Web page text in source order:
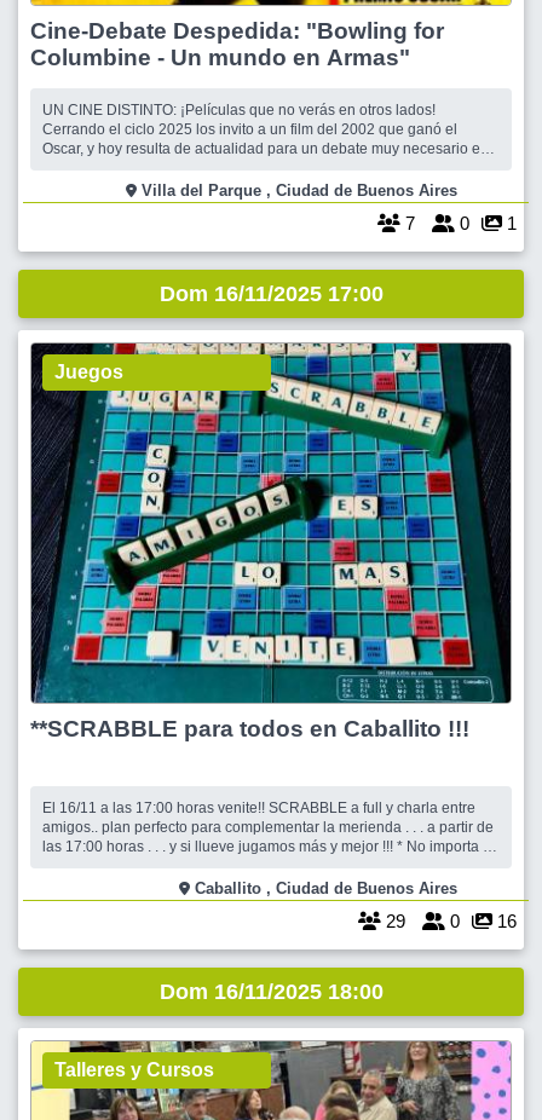
Cine-Debate Despedida: "Bowling for
Columbine - Un mundo en Armas"
UN CINE DISTINTO: ¡Películas que no verás en otros lados!
Cerrando el ciclo 2025 los invito a un film del 2002 que ganó el
Oscar, y hoy resulta de actualidad para un debate muy necesario en
paises. Algunas nos generan placer, otras un amplio rechazo, por ej.
que en EEUU cualqu
Villa del Parque , Ciudad de Buenos Aires
7 0 1
Dom 16/11/2025 17:00
Juegos
**SCRABBLE para todos en Caballito !!!
El 16/11 a las 17:00 horas venite!! SCRABBLE a full y charla entre
amigos.. plan perfecto para complementar la merienda . . . a partir de
las 17:00 horas . . . y si llueve jugamos más y mejor !!! * No importa tu
lleves juego. solo un bolígrafo para anotar. ** IMPORTAN
Caballito , Ciudad de Buenos Aires
29 0 16
Dom 16/11/2025 18:00
Talleres y Cursos